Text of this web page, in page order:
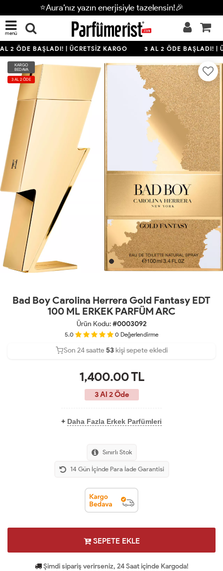
⭐Aura’nız yazın enerjisiyle tazelensin!🎉
menü
2 ÖDE BAŞLADI! | ÜCRETSİZ KARGO 3 AL 2 ÖDE BAŞLADI! |
KARGO
BEDAVA
3 AL 2 ÖDE
Bad Boy Carolina Herrera Gold Fantasy EDT
100 ML ERKEK PARFÜM ARC
Ürün Kodu:#0003092
5.0 0 Değerlendirme
43
Son 24 saatte 53kişi sepete ekledi
Son 24 saatte23kişi satın aldı
1,400.00TL
3 Al 2 Öde
+ Daha Fazla Erkek Parfümleri
Sınırlı Stok
14 Gün İçinde Para İade Garantisi
SEPETE EKLE
Şimdi sipariş verirseniz, 24 Saat içinde Kargoda!